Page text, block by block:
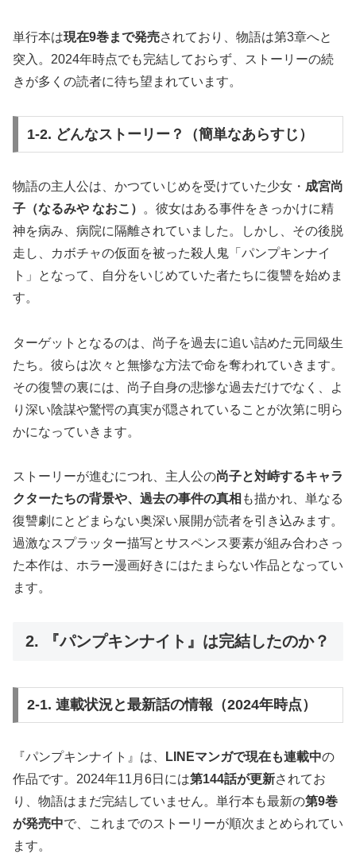
単行本は現在9巻まで発売されており、物語は第3章へと
突入。2024年時点でも完結しておらず、ストーリーの続
きが多くの読者に待ち望まれています。
1-2. どんなストーリー？（簡単なあらすじ）
物語の主人公は、かつていじめを受けていた少女・ 成宮尚
子（なるみや なおこ）
。彼女はある事件をきっかけに精
神を病み、病院に隔離されていました。しかし、その後脱
走し、カボチャの仮面を被った殺人鬼「パンプキンナイ
ト」となって、自分をいじめていた者たちに復讐を始めま
す。
ターゲットとなるのは、尚子を過去に追い詰めた元同級生
たち。彼らは次々と無惨な方法で命を奪われていきます。
その復讐の裏には、尚子自身の悲惨な過去だけでなく、よ
り深い陰謀や驚愕の真実が隠されていることが次第に明ら
かになっていきます。
ストーリーが進むにつれ、主人公の尚子と対峙するキャラ
クターたちの背景や、過去の事件の真相 も描かれ、単なる
復讐劇にとどまらない奥深い展開が読者を引き込みます。
過激なスプラッター描写とサスペンス要素が組み合わさっ
た本作は、ホラー漫画好きにはたまらない作品となってい
ます。
2. 『パンプキンナイト』は完結したのか？
2-1. 連載状況と最新話の情報（2024年時点）
『パンプキンナイト』は、 LINEマンガで現在も連載中の
作品です。2024年11月6日には第144話が更新されてお
り、物語はまだ完結していません。単行本も最新の第9巻
が発売中で、これまでのストーリーが順次まとめられてい
ます。